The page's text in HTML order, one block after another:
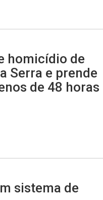
homicídio de
Serra e prende
de 48 horas
sistema de